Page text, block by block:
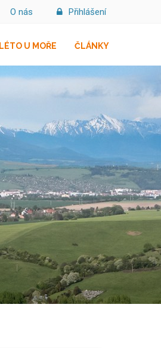
Přihlášení
O nás
LÉTO U MOŘE ČLÁNKY